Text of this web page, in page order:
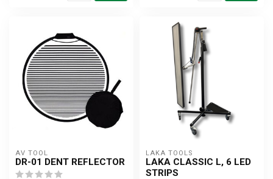
AV TOOL
DR-01 DENT REFLECTOR
LAKA TOOLS
LAKA CLASSIC L, 6 LED
STRIPS